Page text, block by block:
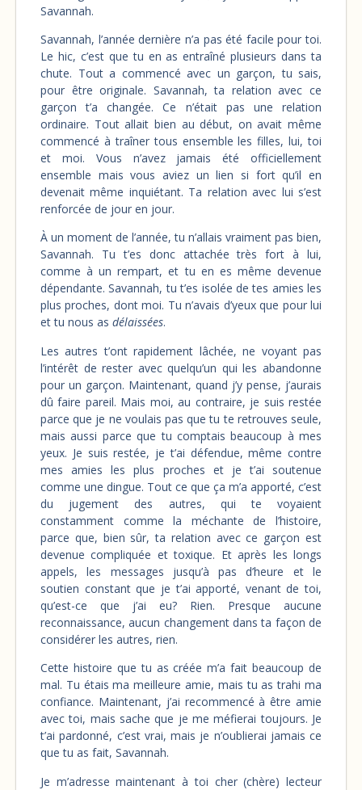
Savannah.
Savannah, l’année dernière n’a pas été facile pour toi.
Le hic, c’est que tu en as entraîné plusieurs dans ta
chute. Tout a commencé avec un garçon, tu sais,
pour être originale. Savannah, ta relation avec ce
garçon t’a changée. Ce n’était pas une relation
ordinaire. Tout allait bien au début, on avait même
commencé à traîner tous ensemble les filles, lui, toi
et moi. Vous n’avez jamais été officiellement
ensemble mais vous aviez un lien si fort qu’il en
devenait même inquiétant. Ta relation avec lui s’est
renforcée de jour en jour.
À un moment de l’année, tu n’allais vraiment pas bien,
Savannah. Tu t’es donc attachée très fort à lui,
comme à un rempart, et tu en es même devenue
dépendante. Savannah, tu t’es isolée de tes amies les
plus proches, dont moi. Tu n’avais d’yeux que pour lui
et tu nous as délaissées.
Les autres t’ont rapidement lâchée, ne voyant pas
l’intérêt de rester avec quelqu’un qui les abandonne
pour un garçon. Maintenant, quand j’y pense, j’aurais
dû faire pareil. Mais moi, au contraire, je suis restée
parce que je ne voulais pas que tu te retrouves seule,
mais aussi parce que tu comptais beaucoup à mes
yeux. Je suis restée, je t’ai défendue, même contre
mes amies les plus proches et je t’ai soutenue
comme une dingue. Tout ce que ça m’a apporté, c’est
du jugement des autres, qui te voyaient
constamment comme la méchante de l’histoire,
parce que, bien sûr, ta relation avec ce garçon est
devenue compliquée et toxique. Et après les longs
appels, les messages jusqu’à pas d’heure et le
soutien constant que je t’ai apporté, venant de toi,
qu’est-ce que j’ai eu? Rien. Presque aucune
reconnaissance, aucun changement dans ta façon de
considérer les autres, rien.
Cette histoire que tu as créée m’a fait beaucoup de
mal. Tu étais ma meilleure amie, mais tu as trahi ma
confiance. Maintenant, j’ai recommencé à être amie
avec toi, mais sache que je me méfierai toujours. Je
t’ai pardonné, c’est vrai, mais je n’oublierai jamais ce
que tu as fait, Savannah.
Je m’adresse maintenant à toi cher (chère) lecteur